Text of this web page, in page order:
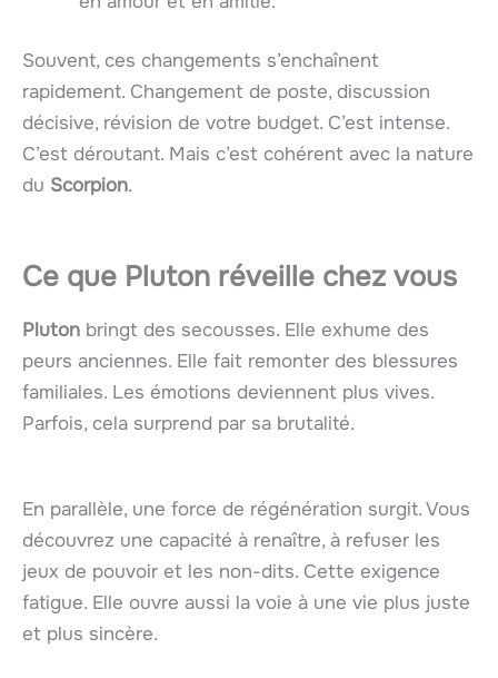
Souvent, ces changements s’enchaînent
rapidement. Changement de poste, discussion
décisive, révision de votre budget. C’est intense.
C’est déroutant. Mais c’est cohérent avec la nature
du Scorpion.
Ce que Pluton réveille chez vous
Pluton bringt des secousses. Elle exhumе des
peurs anciennes. Elle fait remonter des blessures
familiales. Les émotions deviennent plus vives.
Parfois, cela surprend par sa brutalité.
En parallèle, une force de régénération surgit. Vous
découvrez une capacité à renaître, à refuser les
jeux de pouvoir et les non-dits. Cette exigence
fatigue. Elle ouvre aussi la voie à une vie plus juste
et plus sincère.